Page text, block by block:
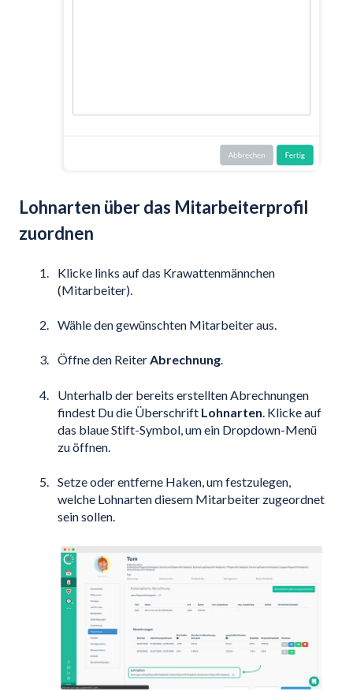
Lohnarten über das Mitarbeiterprofil
zuordnen
Klicke links auf das Krawattenmännchen
(Mitarbeiter).
Wähle den gewünschten Mitarbeiter aus.
Öffne den ReiterAbrechnung.
Unterhalb der bereits erstellten Abrechnungen
findest Du die Überschrift Lohnarten . Klicke auf
das blaue Stift-Symbol, um ein Dropdown-Menü
zu öffnen.
Setze oder entferne Haken, um festzulegen,
welche Lohnarten diesem Mitarbeiter zugeordnet
sein sollen.